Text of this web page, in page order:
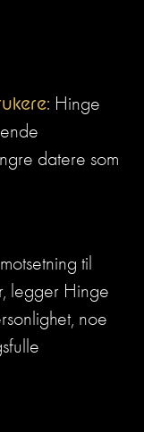
Hinge
datere som
til
legger Hinge
noe